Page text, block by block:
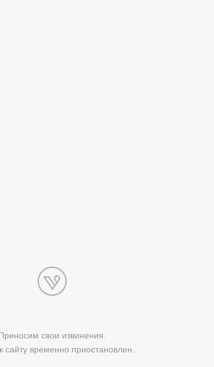
свои извинения.
сайту временно приостановлен.